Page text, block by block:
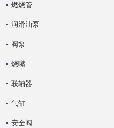
燃烧管
润滑油泵
阀泵
烧嘴
联轴器
气缸
安全阀